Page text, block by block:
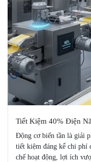
Tiết Kiệm 40% Điện
Động cơ biến tần là giải
tiết kiệm đáng kể chi phí
chế hoạt động, lợi ích